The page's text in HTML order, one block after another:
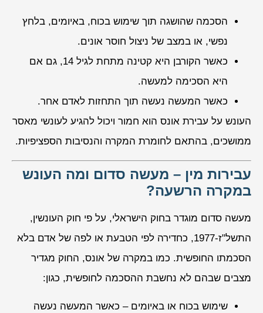
הסכמה שהושגה תוך שימוש בכוח, באיומים, בלחץ
נפשי, או במצב של ניצול חוסר אונים.
כאשר הקורבן היא קטינה מתחת לגיל 14, גם אם
היא הסכימה למעשה.
כאשר המעשה נעשה תוך התחזות לאדם אחר.
העונש על עבירת אונס הוא חמור ויכול להגיע לעונשי מאסר
ממושכים, בהתאם לחומרת המקרה והנסיבות הספציפיות.
עבירות מין – מעשה סדום ומה העונש
במקרה הרשעה?
מעשה סדום מוגדר בחוק הישראלי, על פי חוק העונשין,
התשל"ז-1977, כחדירה לפי הטבעת או לפה של אדם בלא
הסכמתו החופשית. כמו במקרה של אונס, החוק מגדיר
מצבים שבהם לא נחשבת ההסכמה לחופשית, כגון:
שימוש בכוח או באיומים – כאשר המעשה נעשה